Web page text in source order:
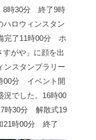
8時30分 終了9時
ロウィンスタン
完了11時00分 ホ
すがや」に顔を出
スタンプラリー
00分 イベント開
でした。 16時00
時30分 解散式19
21時00分 終了